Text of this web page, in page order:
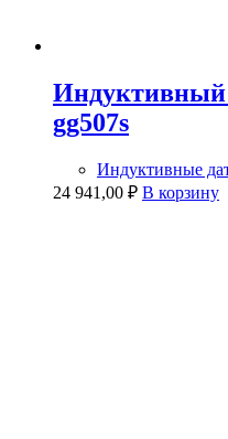
Индуктивный
gg507s
Индуктивные
24 941,00 ₽ В корзину